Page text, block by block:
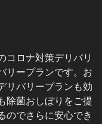
コロナ対策デリバリ
リープランです。お
リバリープランも効
除菌おしぼりをご提
のでさらに安心でき